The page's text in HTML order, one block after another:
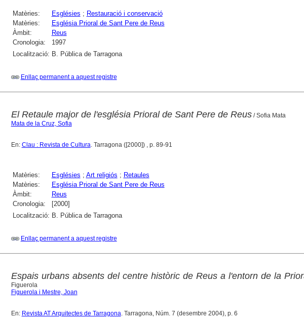
Matèries: Esglésies ; Restauració i conservació
Matèries:
Església Prioral de Sant Pere de Reus
Àmbit:
Reus
Cronologia:
1997
Localització: B. Pública de Tarragona
Enllaç permanent a aquest registre
El Retaule major de l'església Prioral de Sant Pere de Reus/ Sofia Mata
Mata de la Cruz, Sofia
En: Clau : Revista de Cultura . Tarragona ([2000]) , p. 89-91
Matèries: Esglésies ; Art religiós ; Retaules
Matèries:
Església Prioral de Sant Pere de Reus
Àmbit:
Reus
Cronologia:
[2000]
Localització: B. Pública de Tarragona
Enllaç permanent a aquest registre
Espais urbans absents del centre històric de Reus a l'entorn de la
Figuerola
Figuerola i Mestre, Joan
En: Revista AT Arquitectes de Tarragona . Tarragona, Núm. 7 (desembre 2004), p. 6